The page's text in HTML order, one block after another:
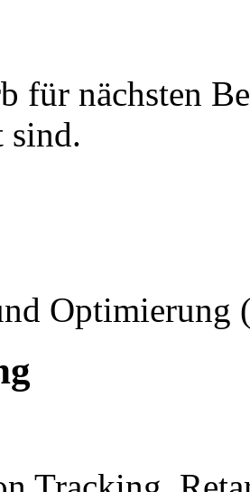
für nächsten
sind.
Optimierung